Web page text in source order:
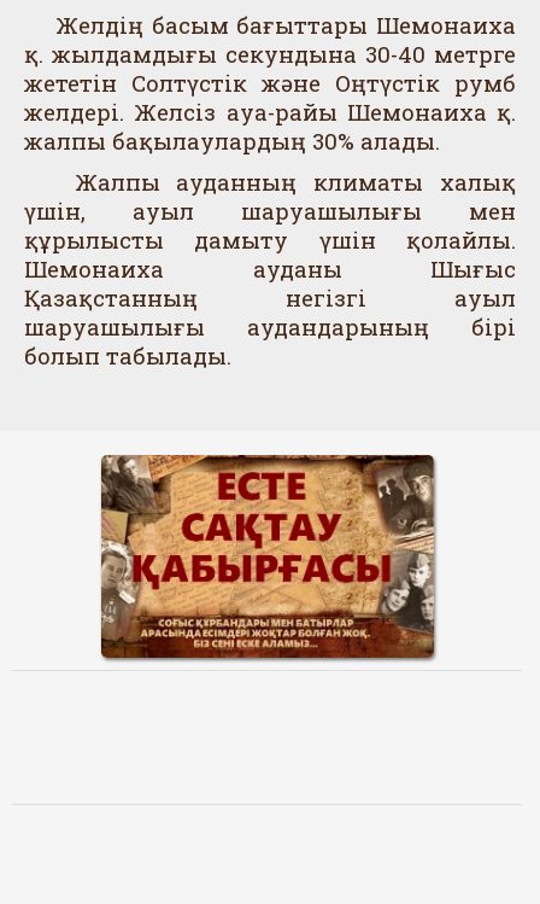
Желдің басым бағыттары Шемонаиха
қ. жылдамдығы секундына 30-40 метрге
жететін Солтүстік және Оңтүстік румб
желдері. Желсіз ауа-райы Шемонаиха қ.
жалпы бақылаулардың 30% алады.
Жалпы ауданның климаты халық
үшін, ауыл шаруашылығы мен
құрылысты дамыту үшін қолайлы.
Шемонаиха ауданы Шығыс
Қазақстанның негізгі ауыл
шаруашылығы аудандарының бірі
болып табылады.